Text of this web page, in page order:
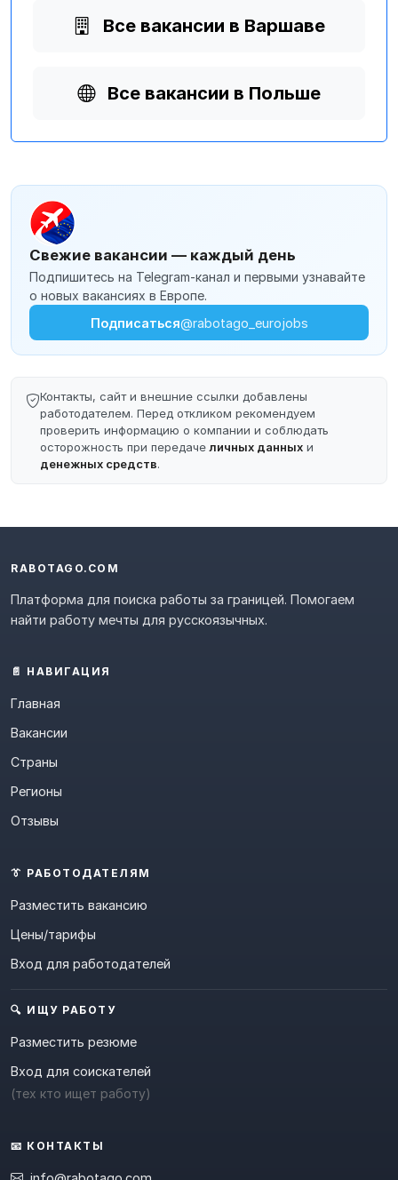
Все вакансии в Варшаве
Все вакансии в Польше
Свежие вакансии — каждый день
Подпишитесь на Telegram-канал и первыми узнавайте
о новых вакансиях в Европе.
Подписаться@rabotago_eurojobs
Контакты, сайт и внешние ссылки добавлены
работодателем. Перед откликом рекомендуем
проверить информацию о компании и соблюдать
осторожность при передачеличных данных и
денежных средств.
RABOTAGO.COM
Платформа для поиска работы за границей. Помогаем
найти работу мечты для русскоязычных.
📄 НАВИГАЦИЯ
Главная
Вакансии
Страны
Регионы
Отзывы
👔 РАБОТОДАТЕЛЯМ
Разместить вакансию
Цены/тарифы
Вход для работодателей
🔍 ИЩУ РАБОТУ
Разместить резюме
Вход для соискателей
(тех кто ищет работу)
📧 КОНТАКТЫ